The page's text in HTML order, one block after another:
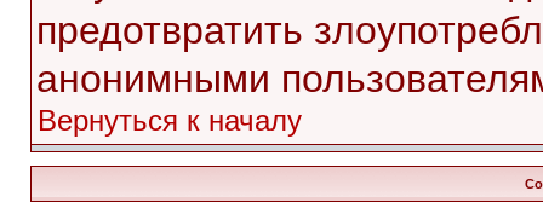
предотвратить
анонимными
Вернуться к началу